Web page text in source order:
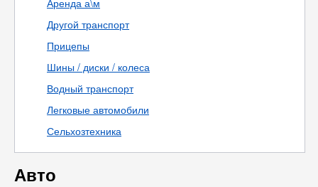
Аренда а\м
Другой транспорт
Прицепы
Шины / диски / колеса
Водный транспорт
Легковые автомобили
Сельхозтехника
Авто